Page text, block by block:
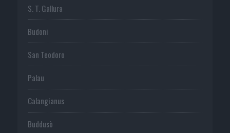
S. T. Gallura
Budoni
San Teodoro
Palau
Calangianus
Buddusò